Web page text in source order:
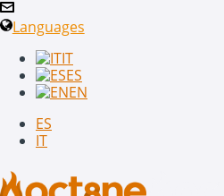
Languages
IT
ES
EN
ES
IT